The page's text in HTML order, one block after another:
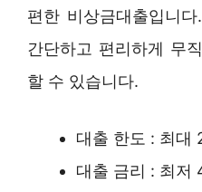
편한 비상금대출입니
간단하고 편리하게 무
할 수 있습니다.
대출 한도 : 최대
대출 금리 : 최저